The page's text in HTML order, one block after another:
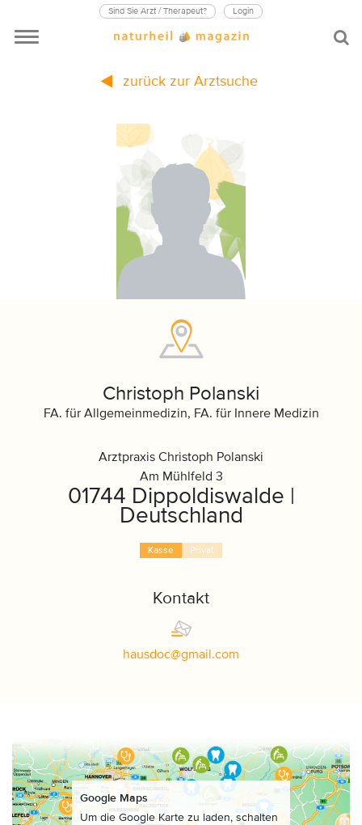
Sind Sie Arzt / Therapeut? Login
zurück zur Arztsuche
Christoph Polanski
FA. für Allgemeinmedizin, FA. für Innere Medizin
Arztpraxis Christoph Polanski
Am Mühlfeld 3
01744 Dippoldiswalde |
Deutschland
Kasse Privat
Kontakt
hausdoc@gmail.com
Google Maps
Um die Google Karte zu laden, schalten